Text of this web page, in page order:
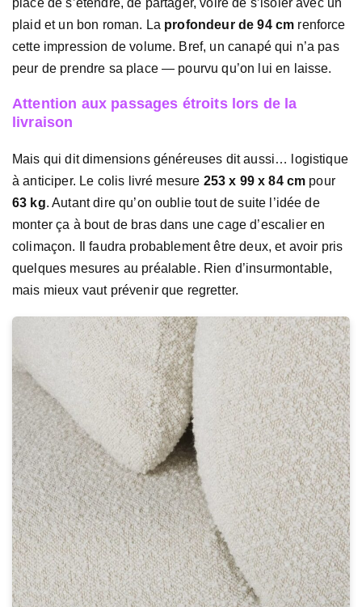
plaid et un bon roman. La profondeur de 94 cm renforce
cette impression de volume. Bref, un canapé qui n’a pas
peur de prendre sa place — pourvu qu’on lui en laisse.
Attention aux passages étroits lors de la
livraison
Mais qui dit dimensions généreuses dit aussi… logistique
à anticiper. Le colis livré mesure 253 x 99 x 84 cm pour
63 kg. Autant dire qu’on oublie tout de suite l’idée de
monter ça à bout de bras dans une cage d’escalier en
colimaçon. Il faudra probablement être deux, et avoir pris
quelques mesures au préalable. Rien d’insurmontable,
mais mieux vaut prévenir que regretter.